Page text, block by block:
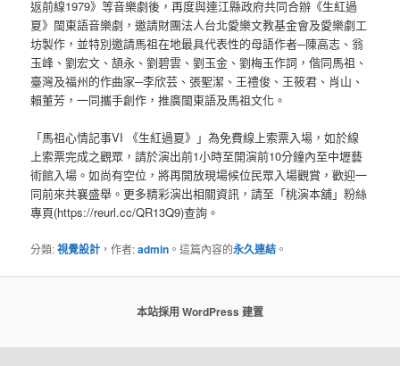
返前線1979》等音樂劇後，再度與連江縣政府共同合辦《生紅過
夏》閩東語音樂劇，邀請財團法人台北愛樂文教基金會及愛樂劇工
坊製作，並特別邀請馬祖在地最具代表性的母語作者─陳高志、翁
玉峰、劉宏文、頡永、劉碧雲、劉玉金、劉梅玉作詞，偕同馬祖、
臺灣及福州的作曲家─李欣芸、張聖潔、王禮俊、王筱君、肖山、
賴董芳，一同攜手創作，推廣閩東語及馬祖文化。
「馬祖心情記事VI 《生紅過夏》」為免費線上索票入場，如於線
上索票完成之觀眾，請於演出前1小時至開演前10分鐘內至中壢藝
術館入場。如尚有空位，將再開放現場候位民眾入場觀賞，歡迎一
同前來共襄盛舉。更多精彩演出相關資訊，請至「桃演本舖」粉絲
專頁(https://reurl.cc/QR13Q9)查詢。
分類:視覺設計 ，作者:admin 。這篇內容的永久連結 。
本站採用 WordPress 建置